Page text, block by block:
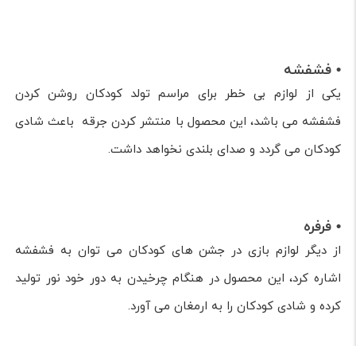
• فشفشه
یکی از لوازم بی خطر برای مراسم تولد کودکان روشن کردن
فشفشه می باشد، این محصول با منتشر کردن جرقه باعث شادی
کودکان می گردد و صدای بلندی نخواهد داشت.
• فرفره
از دیگر لوازم بازی در جشن های کودکان می توان به فشفشه
اشاره کرد، این محصول در هنگام چرخیدن به دور خود نور تولید
کرده و شادی کودکان را به ارمغان می آورد.